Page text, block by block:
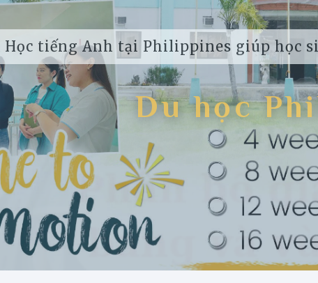
Học tiếng Anh tại Philippines giúp học
Du học